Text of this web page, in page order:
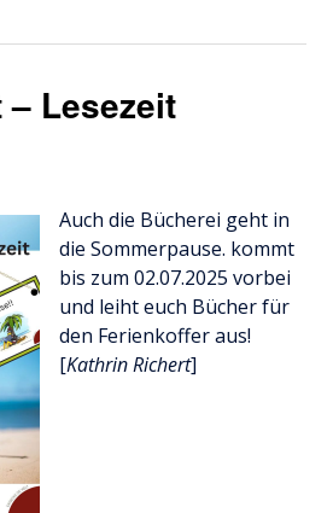
Lesezeit
Auch die Bücherei geht in
die Sommerpause. kommt
bis zum 02.07.2025 vorbei
und leiht euch Bücher für
den Ferienkoffer aus!
[Kathrin Richert]